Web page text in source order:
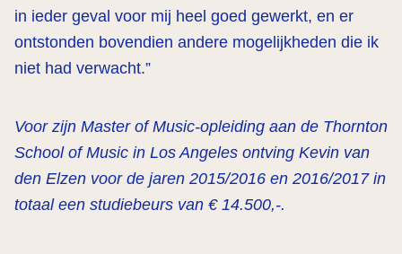
in ieder geval voor mij heel goed gewerkt, en er
ontstonden bovendien andere mogelijkheden die ik
niet had verwacht.”
Voor zijn Master of Music-opleiding aan de Thornton
School of Music in Los Angeles ontving Kevin van
den Elzen voor de jaren 2015/2016 en 2016/2017 in
totaal een studiebeurs van € 14.500,-.